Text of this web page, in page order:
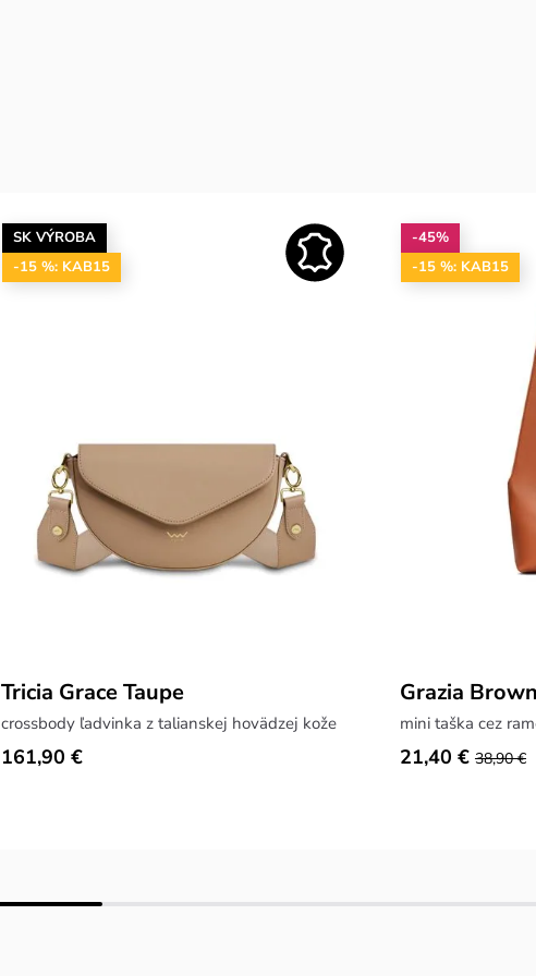
SK VÝROBA
-15 %: KAB15
Tricia Grace Taupe
crossbody ľadvinka z talianskej hovädzej kože
161,90 €
-45%
-15 %: KAB15
Grazia
mini taška cez
21,40 € 38,90 €